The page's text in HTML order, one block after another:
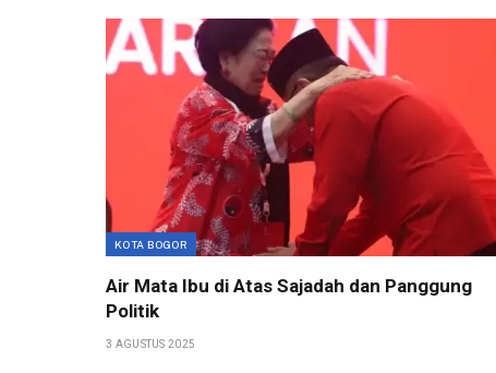
KOTA BOGOR
Air Mata Ibu di Atas Sajadah dan Panggung
Politik
3 AGUSTUS 2025